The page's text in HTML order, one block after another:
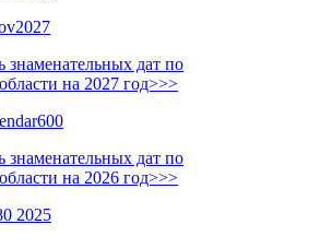
знаменательных дат по
на 2027 год>>>
знаменательных дат по
на 2026 год>>>